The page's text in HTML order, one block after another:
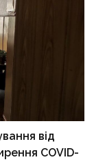
від
COVID-